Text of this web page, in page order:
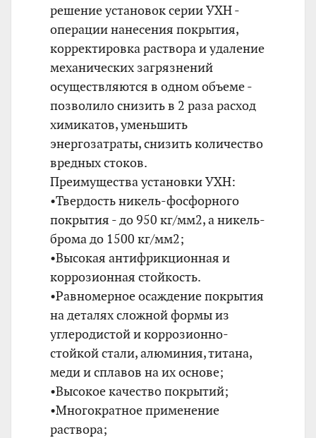
решение установок серии УХН -
операции нанесения покрытия,
корректировка раствора и удаление
механических загрязнений
осуществляются в одном объеме -
позволило снизить в 2 раза расход
химикатов, уменьшить
энергозатраты, снизить количество
вредных стоков.
Преимущества установки УХН:
•Твердость никель-фосфорного
покрытия - до 950 кг/мм2, а никель-
брома до 1500 кг/мм2;
•Высокая антифрикционная и
коррозионная стойкость.
•Равномерное осаждение покрытия
на деталях сложной формы из
углеродистой и коррозионно-
стойкой стали, алюминия, титана,
меди и сплавов на их основе;
•Высокое качество покрытий;
•Многократное применение
раствора;